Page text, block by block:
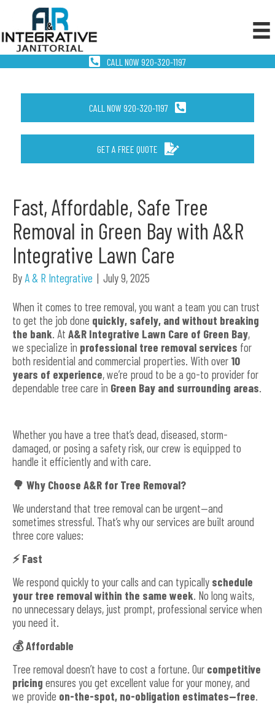
CALL NOW 920-320-1197
CALL NOW 920-320-1197
GET A FREE QUOTE
Fast, Affordable, Safe Tree
Removal in Green Bay with A&R
Integrative Lawn Care
By A & R Integrative | July 9, 2025
When it comes to tree removal, you want a team you can trust
to get the job done quickly, safely, and without breaking
the bank. At A&R Integrative Lawn Care of Green Bay,
we specialize in professional tree removal services for
both residential and commercial properties. With over 10
years of experience, we’re proud to be a go-to provider for
dependable tree care in Green Bay and surrounding areas.
Whether you have a tree that’s dead, diseased, storm-
damaged, or posing a safety risk, our crew is equipped to
handle it efficiently and with care.
🌳 Why Choose A&R for Tree Removal?
We understand that tree removal can be urgent—and
sometimes stressful. That’s why our services are built around
three core values:
⚡ Fast
We respond quickly to your calls and can typically schedule
your tree removal within the same week. No long waits,
no unnecessary delays, just prompt, professional service when
you need it.
💰Affordable
Tree removal doesn’t have to cost a fortune. Our competitive
pricing ensures you get excellent value for your money, and
we provide on-the-spot, no-obligation estimates—free.